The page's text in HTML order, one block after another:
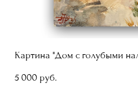
Картина "Дом с голубыми
5 000 pуб.